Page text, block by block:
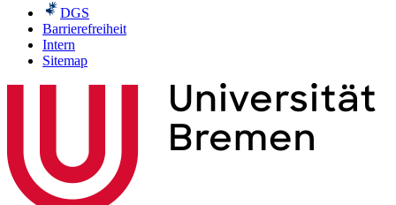
DGS
Barrierefreiheit
Intern
Sitemap